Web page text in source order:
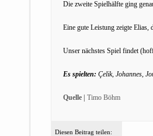
Die zweite Spielhälfte ging
Eine gute Leistung zeigte Elias,
Unser nächstes Spiel findet
Es spielten: Çelik, Johannes,
Quelle | Timo Böhm
Diesen Beitrag teilen: